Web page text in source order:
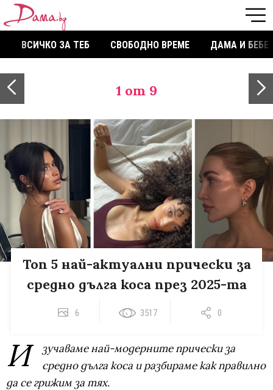
ВСИЧКО ЗА ТЕБ СВОБОДНО ВРЕМЕ ДАМА И БЕБЕ
1 от 9
Топ 5 най-актуални прически за
средно дълга коса през 2025-та
6 3517 0
И
зучаваме най-модерните прически за
средно дълга коса и разбираме как правилно
да се грижим за тях.